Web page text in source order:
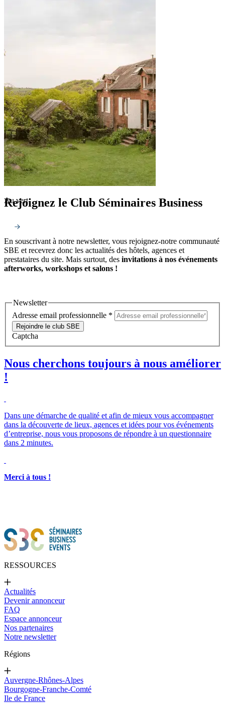
Au vert
Rejoignez le Club Séminaires Business
En souscrivant à notre newsletter, vous rejoignez-notre communauté
SBE et recevrez donc les actualités des hôtels, agences et
prestataires du site. Mais surtout, des invitations à nos événements
afterworks, workshops et salons !
Newsletter
Adresse email professionnelle *
Rejoindre le club SBE
Captcha
Nous cherchons toujours à nous améliorer
!
Dans une démarche de qualité et afin de mieux vous accompagner
dans la découverte de lieux, agences et idées pour vos événements
d’entreprise, nous vous proposons de répondre à un questionnaire
dans 2 minutes.
Merci à tous !
RESSOURCES
Actualités
Devenir annonceur
FAQ
Espace annonceur
Nos partenaires
Notre newsletter
Régions
Auvergne-Rhônes-Alpes
Bourgogne-Franche-Comté
Ile de France